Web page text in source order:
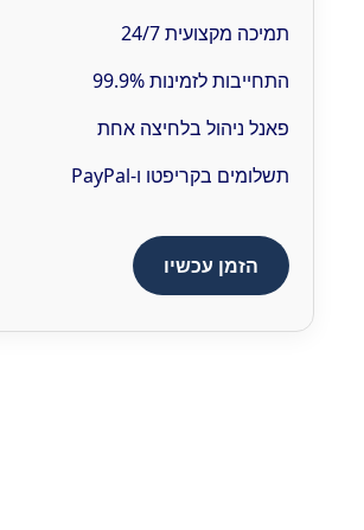
תמיכה מקצועית 24/7
התחייבות לזמינות 99.9%
פאנל ניהול בלחיצה אחת
תשלומים בקריפטו ו-PayPal
הזמן עכשיו